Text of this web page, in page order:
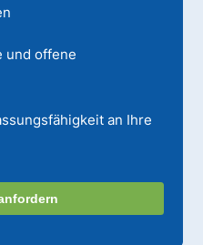
und offene
an Ihre